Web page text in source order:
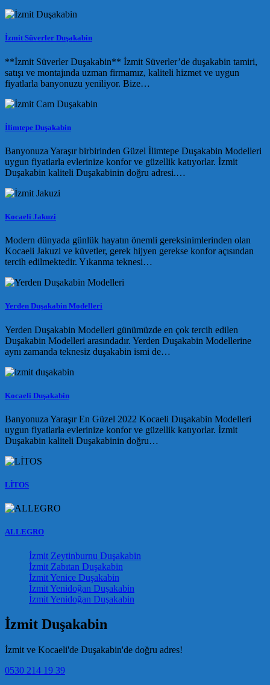
İzmit Süverler Duşakabin
**İzmit Süverler Duşakabin** İzmit Süverler’de duşakabin tamiri,
satışı ve montajında uzman firmamız, kaliteli hizmet ve uygun
fiyatlarla banyonuzu yeniliyor. Bize…
İlimtepe Duşakabin
Banyonuza Yaraşır birbirinden Güzel İlimtepe Duşakabin Modelleri
uygun fiyatlarla evlerinize konfor ve güzellik katıyorlar. İzmit
Duşakabin kaliteli Duşakabinin doğru adresi.…
Kocaeli Jakuzi
Modern dünyada günlük hayatın önemli gereksinimlerinden olan
Kocaeli Jakuzi ve küvetler, gerek hijyen gerekse konfor açısından
tercih edilmektedir. Yıkanma teknesi…
Yerden Duşakabin Modelleri
Yerden Duşakabin Modelleri günümüzde en çok tercih edilen
Duşakabin Modelleri arasındadır. Yerden Duşakabin Modellerine
aynı zamanda teknesiz duşakabin ismi de…
Kocaeli Duşakabin
Banyonuza Yaraşır En Güzel 2022 Kocaeli Duşakabin Modelleri
uygun fiyatlarla evlerinize konfor ve güzellik katıyorlar. İzmit
Duşakabin kaliteli Duşakabinin doğru…
LİTOS
ALLEGRO
İzmit Zeytinburnu Duşakabin
İzmit Zabıtan Duşakabin
İzmit Yenice Duşakabin
İzmit Yenidoğan Duşakabin
İzmit Yenidoğan Duşakabin
İzmit Duşakabin
İzmit ve Kocaeli'de Duşakabin'de doğru adres!
0530 214 19 39